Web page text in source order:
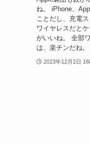
ね。 iPhone、
ことだし、充電
ワイヤレスだと
がいいね。 全部
は、楽チンだね
2023年12月2日